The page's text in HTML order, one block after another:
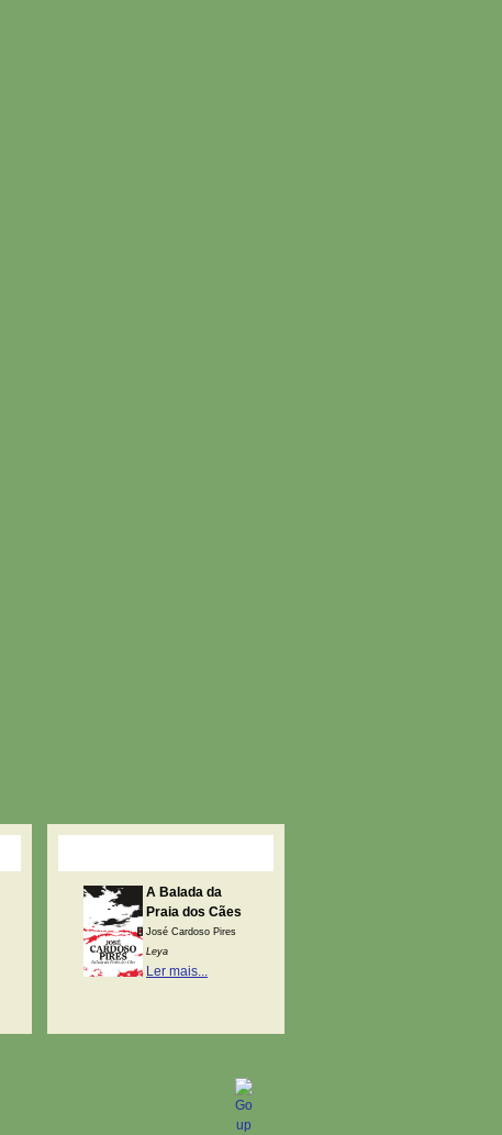
A Balada da
Praia dos Cães
José Cardoso Pires
Leya
Ler mais...